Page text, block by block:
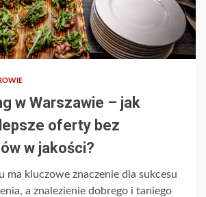
w Warszawie – jak
oferty bez
w jakości?
ma kluczowe znaczenie dla sukcesu
a znalezienie dobrego i taniego